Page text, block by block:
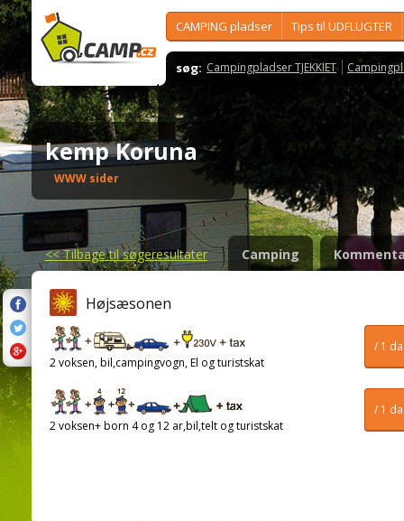
CAMPING pladser Tips til UDFLUGTER
søg: Campingpladser TJEKKIET
kemp Koruna
WWW sider
<<Tilbage til søgeresultater Camping
Højsæsonen
/ 1
2 voksen, bil,campingvogn, El og turistskat
/ 1
2 voksen+ born 4 og 12 ar,bil,telt og turistskat